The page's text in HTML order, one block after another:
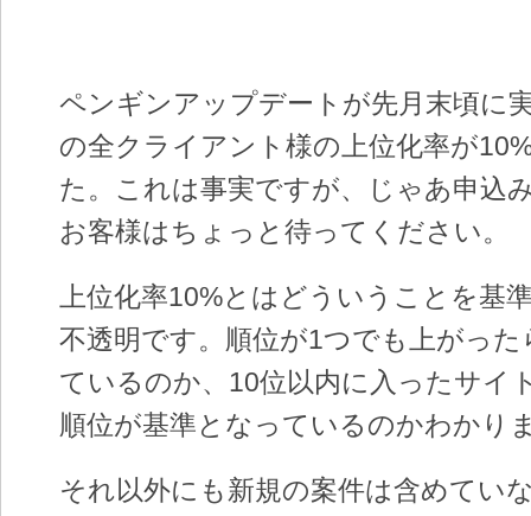
ペンギンアップデートが先月末頃に
の全クライアント様の上位化率が
た。これは事実ですが、じゃあ申込
お客様はちょっと待ってください。
上位化率10%とはどういうことを基
不透明です。順位が1つでも上がっ
ているのか、10位以内に入ったサイ
順位が基準となっているのかわかり
それ以外にも新規の案件は含めてい